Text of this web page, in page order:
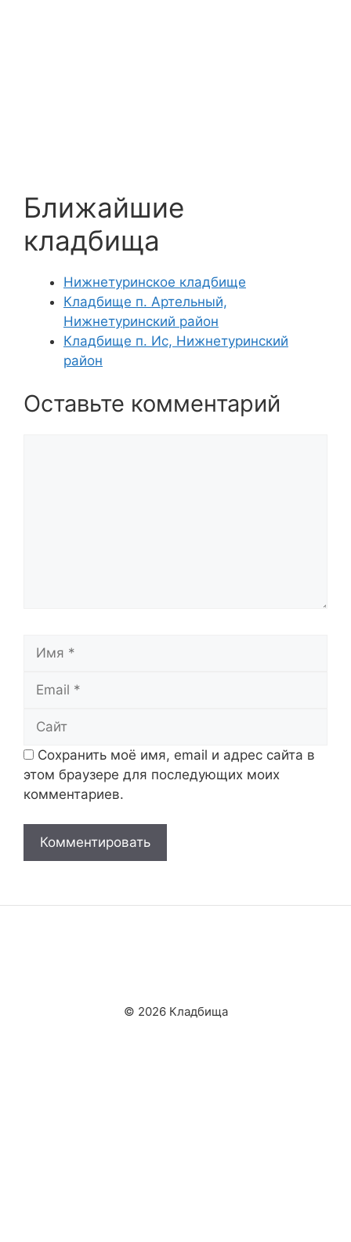
Ближайшие
кладбища
Нижнетуринское кладбище
Кладбище п. Артельный,
Нижнетуринский район
Кладбище п. Ис, Нижнетуринский
район
Оставьте комментарий
Сохранить моё имя, email и адрес сайта в
этом браузере для последующих моих
комментариев.
© 2026 Кладбища